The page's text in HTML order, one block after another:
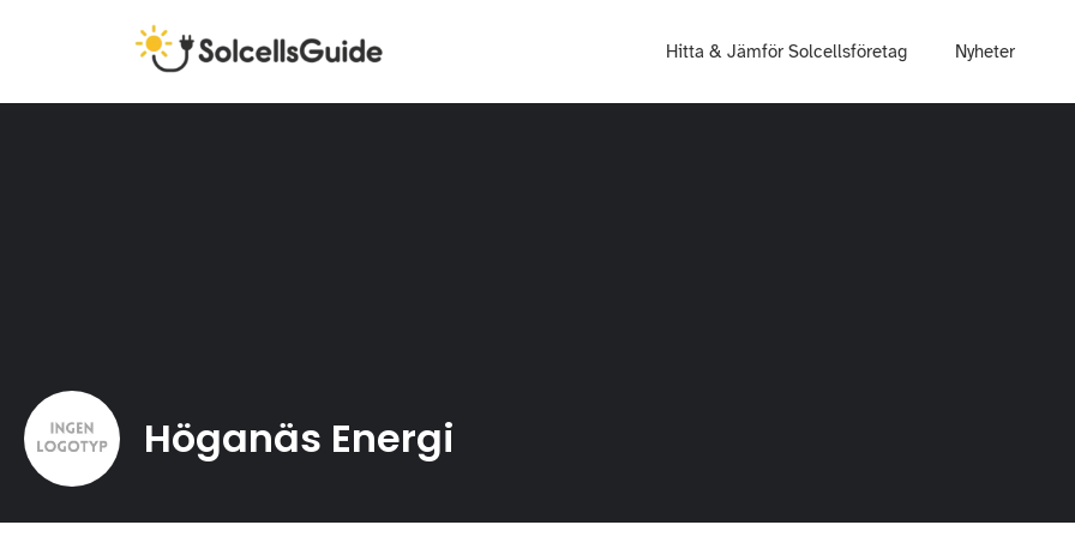
Hitta & Jämför Solcellsföretag Nyheter
Höganäs Energi